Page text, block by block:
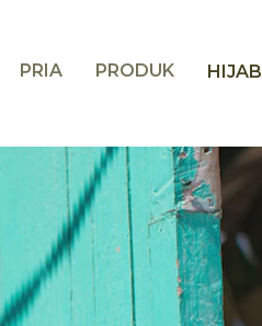
PRIA PRODUK HIJAB